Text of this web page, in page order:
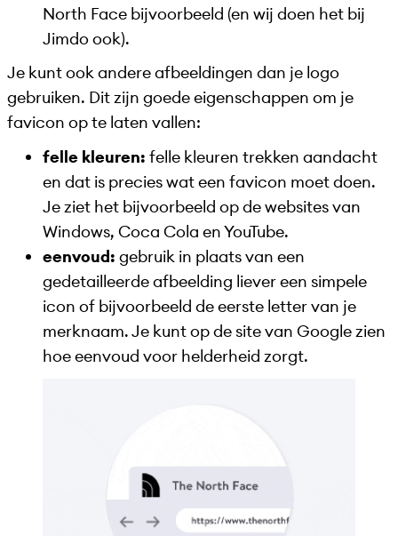
North Face bijvoorbeeld (en wij doen het bij
Jimdo ook).
Je kunt ook andere afbeeldingen dan je logo
gebruiken. Dit zijn goede eigenschappen om je
favicon op te laten vallen:
felle kleuren: felle kleuren trekken aandacht
en dat is precies wat een favicon moet doen.
Je ziet het bijvoorbeeld op de websites van
Windows, Coca Cola en YouTube.
eenvoud: gebruik in plaats van een
gedetailleerde afbeelding liever een simpele
icon of bijvoorbeeld de eerste letter van je
merknaam. Je kunt op de site van Google zien
hoe eenvoud voor helderheid zorgt.